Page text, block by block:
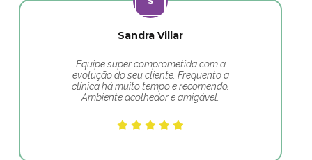
Sandra Villar
Equipe super comprometida com a
evolução do seu cliente. Frequento a
clínica há muito tempo e recomendo.
Ambiente acolhedor e amigável.